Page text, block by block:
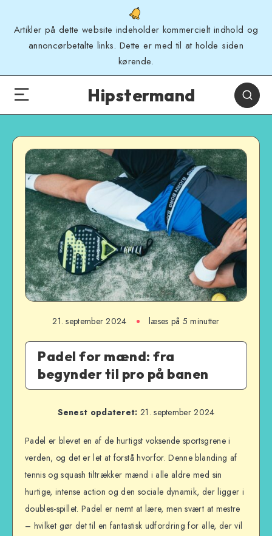
Artikler på dette website indeholder kommercielt indhold og
annoncørbetalte links. Dette er med til at holde siden
kørende.
Hipstermand
21. september 2024 læses på 5 minutter
Padel for mænd: fra
begynder til pro på banen
Senest opdateret: 21. september 2024
Padel er blevet en af de hurtigst voksende sportsgrene i
verden, og det er let at forstå hvorfor. Denne blanding af
tennis og squash tiltrækker mænd i alle aldre med sin
hurtige, intense action og den sociale dynamik, der ligger i
doubles-spillet. Padel er nemt at lære, men svært at mestre
– hvilket gør det til en fantastisk udfordring for alle, der vil